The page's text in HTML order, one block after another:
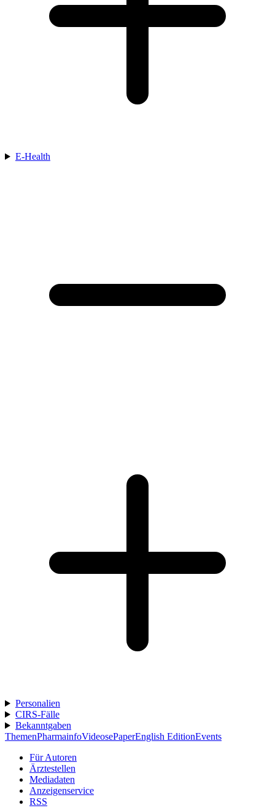
E-Health
Personalien
CIRS-Fälle
Bekanntgaben
ThemenPharmainfoVideosePaperEnglish EditionEvents
Für Autoren
Ärztestellen
Mediadaten
Anzeigenservice
RSS